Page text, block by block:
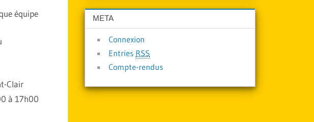
équipe
Clair
à 17h00
META
Connexion
Entries RSS
Compte-rendus